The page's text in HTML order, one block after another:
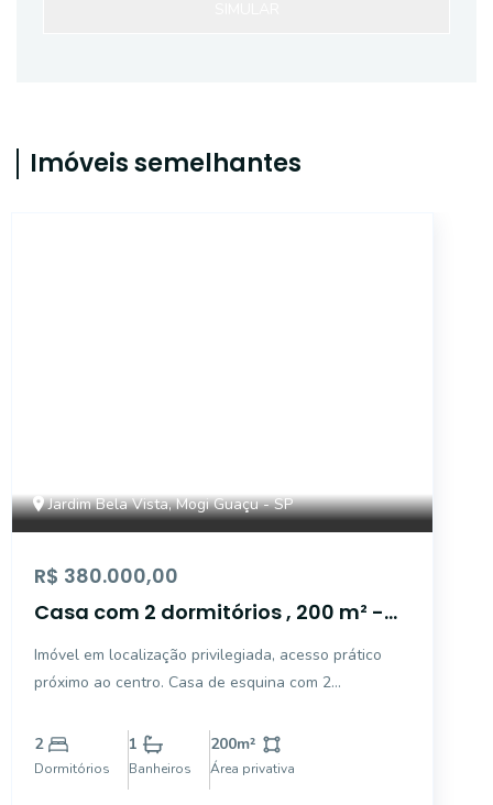
Imóveis semelhantes
Jardim Bela Vista, Mogi Guaçu - SP
R$ 380.000,00
Casa com 2 dormitórios , 200 m² -
Imóvel em localização privilegiada, acesso prático
próximo ao centro. Casa de esquina com 2
banheiro, varanda, lavanderia. Quintal bom, nos
fundos tem 01 quarto com banheiro e garagem
(demolição) Terren
2
Dormitórios
1
Banheiros
200m²
Área privativa